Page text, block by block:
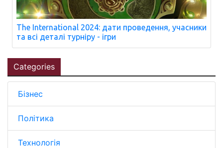
The International 2024: дати проведення, учасники
та всі деталі турніру - ігри
Categories
Бізнес
Політика
Технологія